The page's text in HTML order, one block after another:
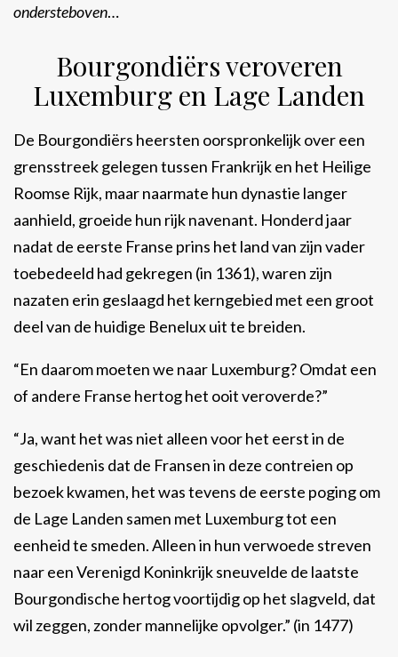
ondersteboven…
Bourgondiërs veroveren
Luxemburg en Lage Landen
De Bourgondiërs heersten oorspronkelijk over een
grensstreek gelegen tussen Frankrijk en het Heilige
Roomse Rijk, maar naarmate hun dynastie langer
aanhield, groeide hun rijk navenant. Honderd jaar
nadat de eerste Franse prins het land van zijn vader
toebedeeld had gekregen (in 1361), waren zijn
nazaten erin geslaagd het kerngebied met een groot
deel van de huidige Benelux uit te breiden.
“En daarom moeten we naar Luxemburg? Omdat een
of andere Franse hertog het ooit veroverde?”
“Ja, want het was niet alleen voor het eerst in de
geschiedenis dat de Fransen in deze contreien op
bezoek kwamen, het was tevens de eerste poging om
de Lage Landen samen met Luxemburg tot een
eenheid te smeden. Alleen in hun verwoede streven
naar een Verenigd Koninkrijk sneuvelde de laatste
Bourgondische hertog voortijdig op het slagveld, dat
wil zeggen, zonder mannelijke opvolger.” (in 1477)